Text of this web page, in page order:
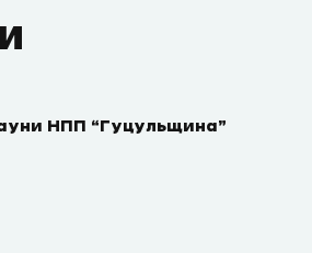
НПП “Гуцульщина”